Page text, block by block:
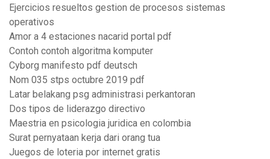
Ejercicios resueltos gestion de procesos sistemas
operativos
Amor a 4 estaciones nacarid portal pdf
Contoh contoh algoritma komputer
Cyborg manifesto pdf deutsch
Nom 035 stps octubre 2019 pdf
Latar belakang psg administrasi perkantoran
Dos tipos de liderazgo directivo
Maestria en psicologia juridica en colombia
Surat pernyataan kerja dari orang tua
Juegos de loteria por internet gratis